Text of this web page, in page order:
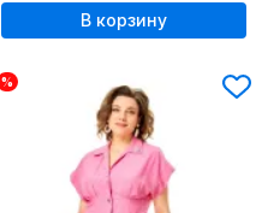
В корзину
%